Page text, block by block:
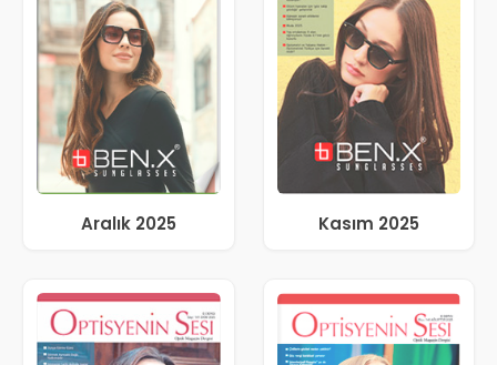
Aralık 2025 Kasım 2025